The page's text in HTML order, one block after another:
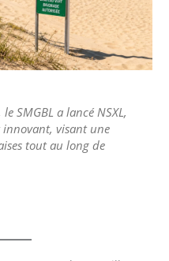
SMGBL a lancé NSXL,
visant une
tout au long de